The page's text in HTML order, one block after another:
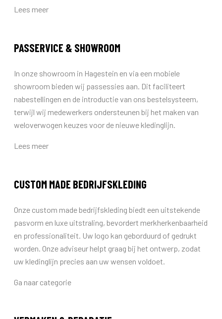
Lees meer
PASSERVICE & SHOWROOM
In onze showroom in Hagestein en via een mobiele
showroom bieden wij passessies aan. Dit faciliteert
nabestellingen en de introductie van ons bestelsysteem,
terwijl wij medewerkers ondersteunen bij het maken van
weloverwogen keuzes voor de nieuwe kledinglijn.
Lees meer
CUSTOM MADE BEDRIJFSKLEDING
Onze custom made bedrijfskleding biedt een uitstekende
pasvorm en luxe uitstraling, bevordert merkherkenbaarheid
en professionaliteit. Uw logo kan geborduurd of gedrukt
worden. Onze adviseur helpt graag bij het ontwerp, zodat
uw kledinglijn precies aan uw wensen voldoet.
Ga naar categorie